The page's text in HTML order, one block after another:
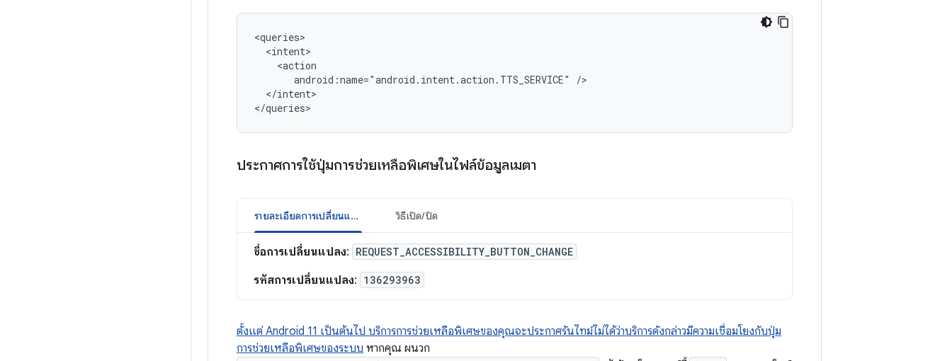
android:name="android.intent.action.TTS_SERVICE"
</intent>
</queries>
ประกาศการใช้ปุ่มการช่วยเหลือพิเศษในไฟล์ข้อมูลเมตา
รายละเอียดการเปลี่ยนแปลง วิธีเปิด/ปิด
ชื่อการเปลี่ยนแปลง: REQUEST_ACCESSIBILITY_BUTTON_CHANGE
รหัสการเปลี่ยนแปลง: 136293963
ตั้งแต่ Android 11 เป็นต้นไป บริการการช่วยเหลือพิเศษของคุณจะประกาศรันไทม์ไม่ได้ว่าบริการดังกล่าวมีความเชื่อมโยงกับปุ่ม
การช่วยเหลือพิเศษของระบบ หากคุณ ผนวก